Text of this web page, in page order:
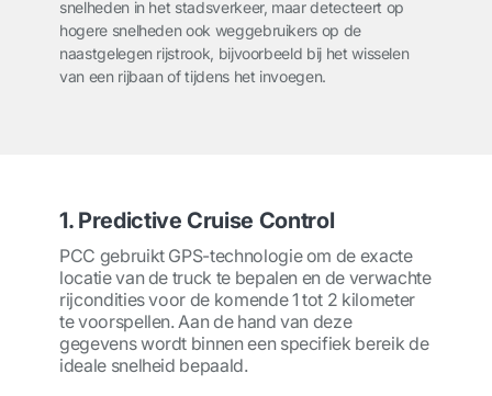
snelheden in het stadsverkeer, maar detecteert op
hogere snelheden ook weggebruikers op de
naastgelegen rijstrook, bijvoorbeeld bij het wisselen
van een rijbaan of tijdens het invoegen.
1. Predictive Cruise Control
PCC gebruikt GPS-technologie om de exacte
locatie van de truck te bepalen en de verwachte
rijcondities voor de komende 1 tot 2 kilometer
te voorspellen. Aan de hand van deze
gegevens wordt binnen een specifiek bereik de
ideale snelheid bepaald.